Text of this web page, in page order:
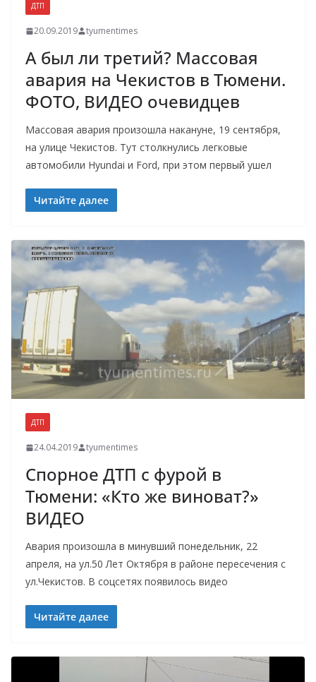
ДТП
20.09.2019 tyumentimes
А был ли третий? Массовая
авария на Чекистов в Тюмени.
ФОТО, ВИДЕО очевидцев
Массовая авария произошла накануне, 19 сентября,
на улице Чекистов. Тут столкнулись легковые
автомобили Hyundai и Ford, при этом первый ушел
Читайте далее
ДТП
24.04.2019 tyumentimes
Спорное ДТП с фурой в
Тюмени: «Кто же виноват?»
ВИДЕО
Авария произошла в минувший понедельник, 22
апреля, на ул.50 Лет Октября в районе пересечения с
ул.Чекистов. В соцсетях появилось видео
Читайте далее